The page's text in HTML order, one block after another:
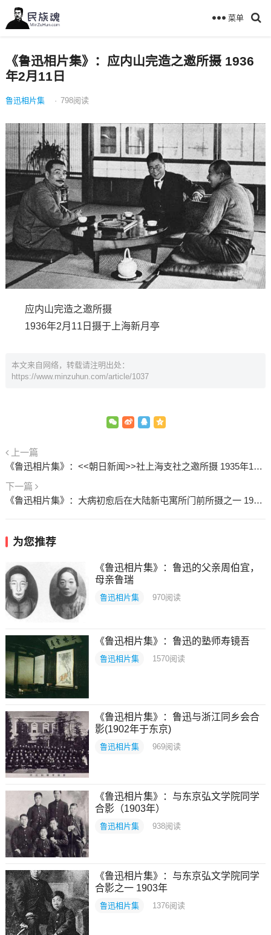
菜单
《鲁迅相片集》：应内山完造之邀所摄 1936
年2月11日
鲁迅相片集 · 798阅读
应内山完造之邀所摄
1936年2月11日摄于上海新月亭
本文来自网络，转载请注明出处：
https://www.minzuhun.com/article/1037
上一篇
《鲁迅相片集》：<<朝日新闻>>社上海支社之邀所摄 1935年10月21日
下一篇
《鲁迅相片集》：大病初愈后在大陆新屯寓所门前所摄之一 1936年3月23日
为您推荐
《鲁迅相片集》：鲁迅的父亲周伯宜，
母亲鲁瑞
鲁迅相片集 970阅读
《鲁迅相片集》：鲁迅的塾师寿镜吾
鲁迅相片集 1570阅读
《鲁迅相片集》：鲁迅与浙江同乡会合
影(1902年于东京)
鲁迅相片集 969阅读
《鲁迅相片集》：与东京弘文学院同学
合影（1903年）
鲁迅相片集 938阅读
《鲁迅相片集》：与东京弘文学院同学
合影之一 1903年
鲁迅相片集 1376阅读